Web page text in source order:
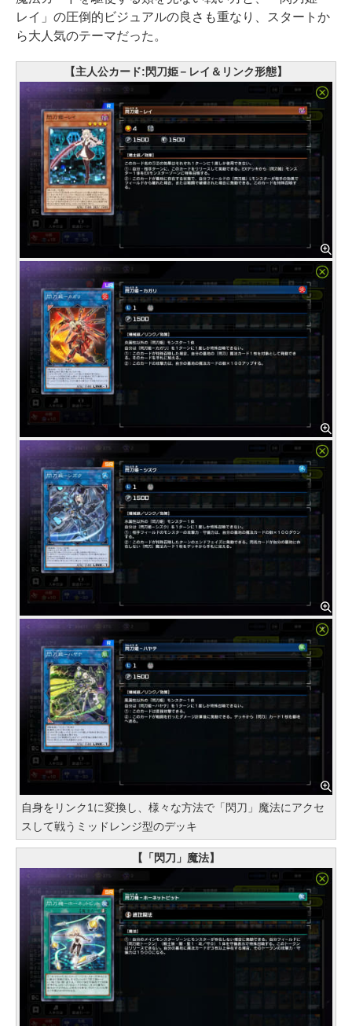
レイ」の圧倒的ビジュアルの良さも重なり、スタートか
ら大人気のテーマだった。
【主人公カード:閃刀姫－レイ＆リンク形態】
自身をリンク1に変換し、様々な方法で「閃刀」魔法にアクセ
スして戦うミッドレンジ型のデッキ
【「閃刀」魔法】